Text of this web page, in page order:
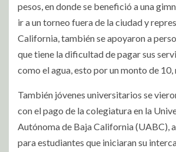
pesos, en donde se benefició a una
ir a un torneo fuera de la ciudad y
California, también se apoyaron a
que tiene la dificultad de pagar sus
como el agua, esto por un monto de 10,
También jóvenes universitarios se
con el pago de la colegiatura en la
Autónoma de Baja California (UABC),
para estudiantes que iniciaran su